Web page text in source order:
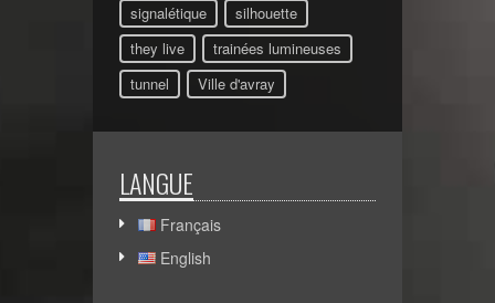
signalétique
silhouette
they live
trainées lumineuses
tunnel
Ville d'avray
LANGUE
Français
English